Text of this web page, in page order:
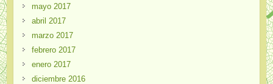
mayo 2017
abril 2017
marzo 2017
febrero 2017
enero 2017
diciembre 2016